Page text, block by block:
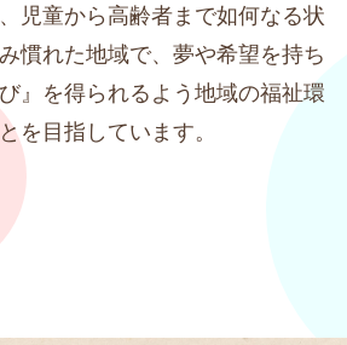
児童から高齢者まで如何なる状
慣れた地域で、夢や希望を持ち
』を得られるよう地域の福祉環
を目指しています。